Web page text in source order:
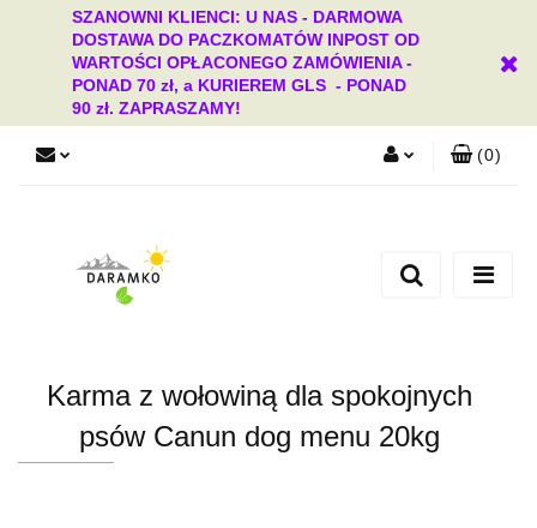
SZANOWNI KLIENCI: U NAS - DARMOWA
DOSTAWA DO PACZKOMATÓW INPOST OD
WARTOŚCI OPŁACONEGO ZAMÓWIENIA -
PONAD 70 zł, a KURIEREM GLS - PONAD
90 zł. ZAPRASZAMY!
Dodaj zgłoszenie
(0)
Karma z wołowiną dla spokojnych
psów Canun dog menu 20kg